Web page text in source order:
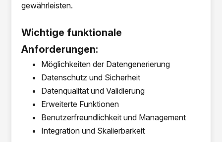
gewährleisten.
Wichtige funktionale
Anforderungen:
Möglichkeiten der Datengenerierung
Datenschutz und Sicherheit
Datenqualität und Validierung
Erweiterte Funktionen
Benutzerfreundlichkeit und Management
Integration und Skalierbarkeit